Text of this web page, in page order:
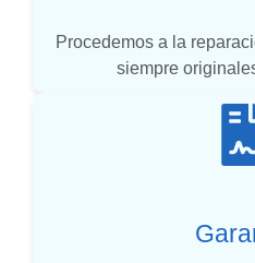
Procedemos a la
siempre